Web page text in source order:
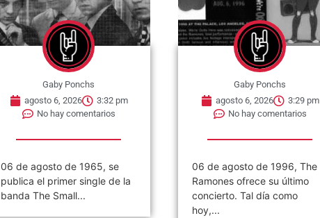
Gaby Ponchs
agosto 6, 2026
3:32 pm
No hay comentarios
06 de agosto de 1965, se
publica el primer single de la
banda The Small...
Gaby Ponchs
agosto 6, 2026
3:29 pm
No hay comentarios
06 de agosto de 1996, The
Ramones ofrece su último
concierto. Tal día como
hoy,...